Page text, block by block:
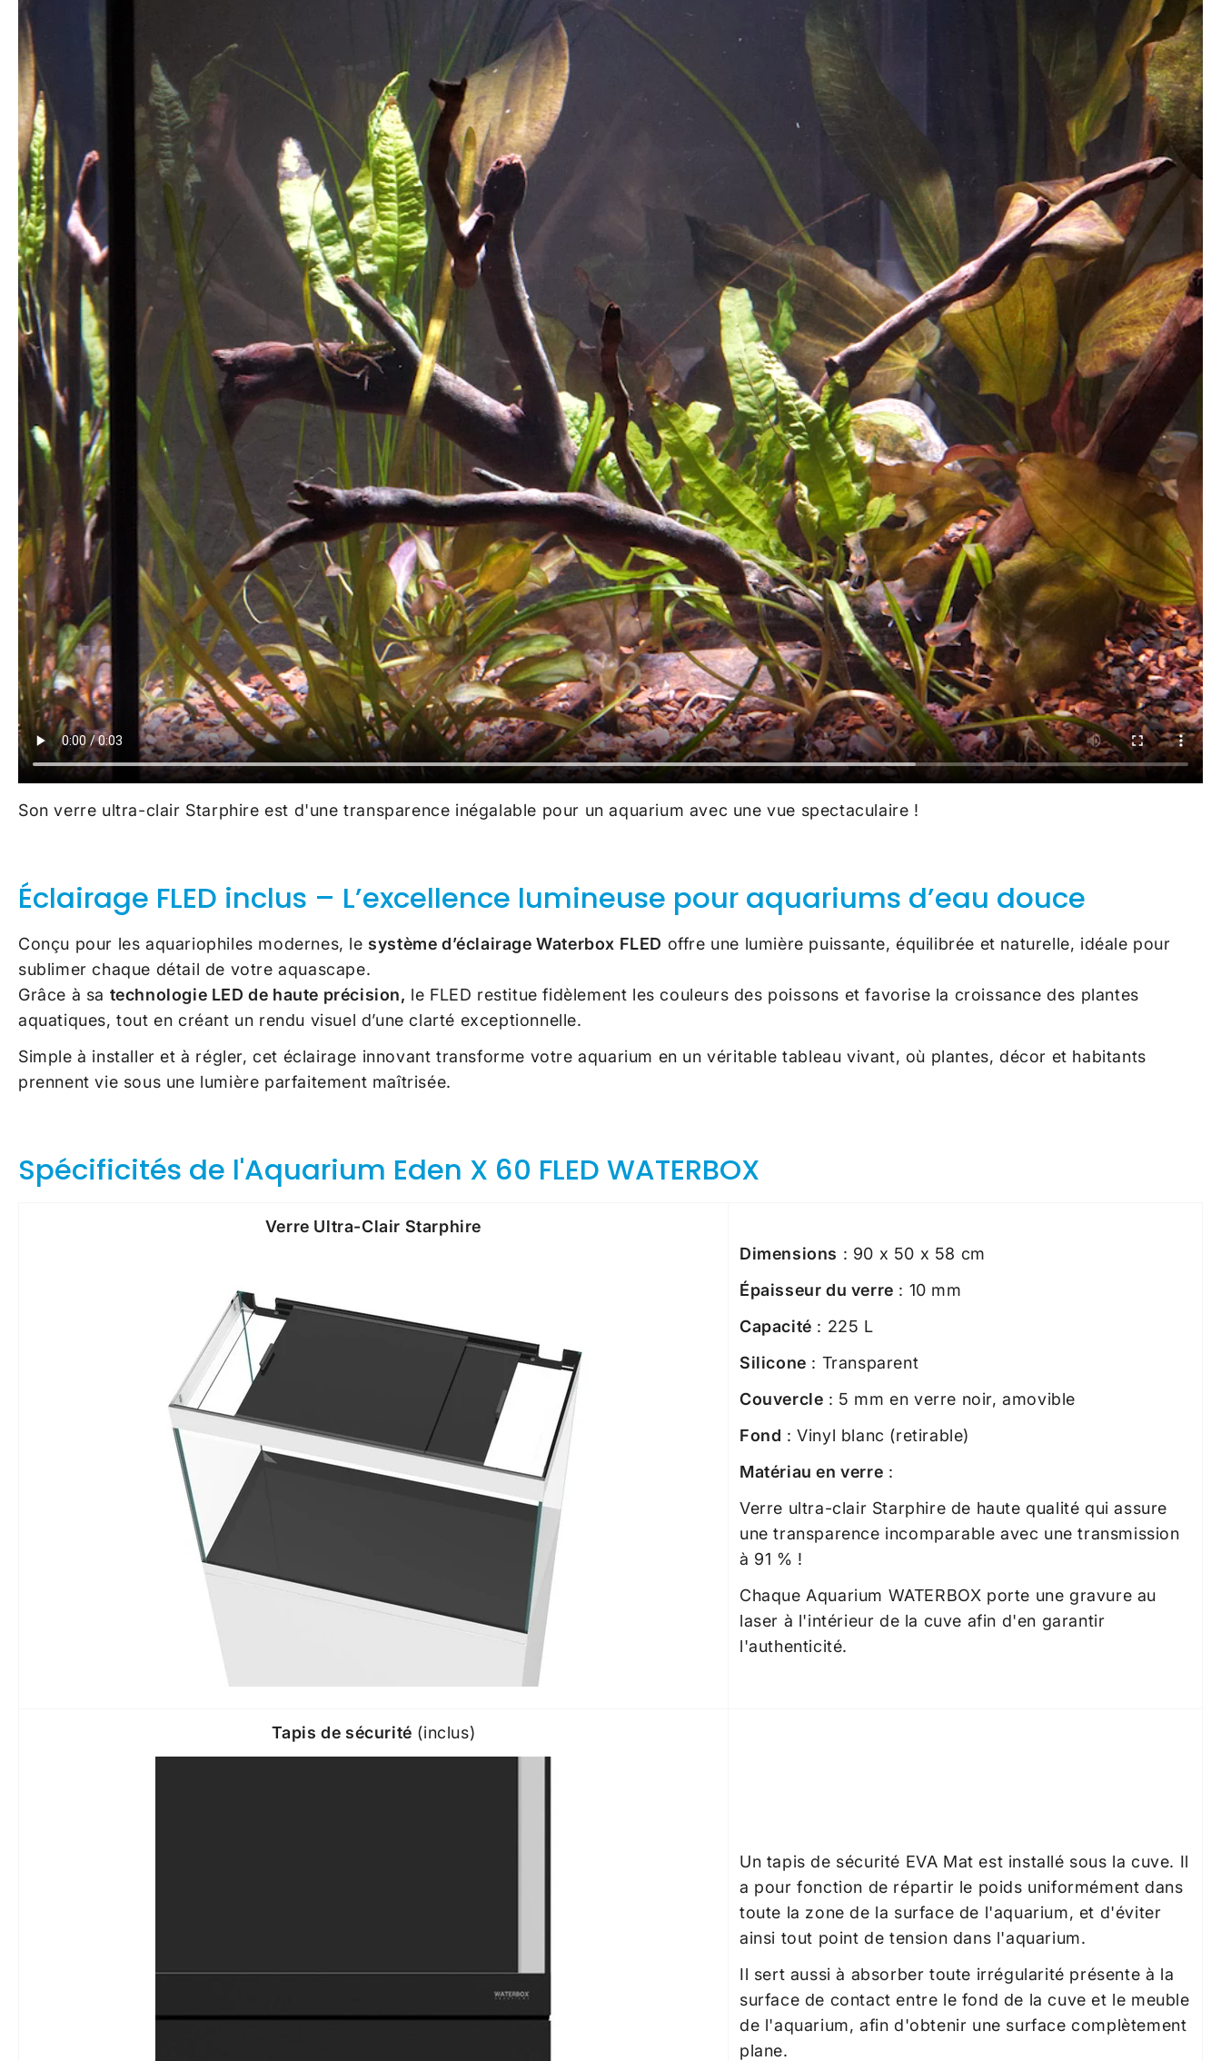
Son verre ultra-clair Starphire est d'une transparence inégalable pour un aquarium avec une vue spectaculaire !
Éclairage FLED inclus – L’excellence lumineuse pour aquariums d’eau douce
Conçu pour les aquariophiles modernes, lesystème d’éclairage Waterbox FLED offre une lumière puissante, équilibrée et naturelle, idéale pour
sublimer chaque détail de votre aquascape.
Grâce à sa technologie LED de haute précision, le FLED restitue fidèlement les couleurs des poissons et favorise la croissance des plantes
aquatiques, tout en créant un rendu visuel d’une clarté exceptionnelle.
Simple à installer et à régler, cet éclairage innovant transforme votre aquarium en un véritable tableau vivant, où plantes, décor et habitants
prennent vie sous une lumière parfaitement maîtrisée.
Spécificités de l'Aquarium Eden X 60 FLED WATERBOX
Verre Ultra-Clair Starphire
Dimensions : 90 x 50 x 58 cm
Épaisseur du verre : 10 mm
Capacité : 225 L
Silicone : Transparent
Couvercle : 5 mm en verre noir, amovible
Fond : Vinyl blanc (retirable)
Matériau en verre :
Verre ultra-clair Starphire de haute qualité qui assure
une transparence incomparable avec une transmission
à 91 % !
Chaque Aquarium WATERBOX porte une gravure au
laser à l'intérieur de la cuve afin d'en garantir
l'authenticité.
Tapis de sécurité (inclus)
Un tapis de sécurité EVA Mat est installé sous la cuve. Il
a pour fonction de répartir le poids uniformément dans
toute la zone de la surface de l'aquarium, et d'éviter
ainsi tout point de tension dans l'aquarium.
Il sert aussi à absorber toute irrégularité présente à la
surface de contact entre le fond de la cuve et le meuble
de l'aquarium, afin d'obtenir une surface complètement
plane.